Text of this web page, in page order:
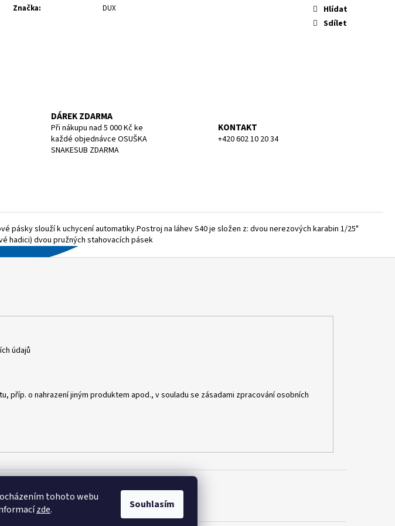
tohoto webu
zde. Souhlasím
Značka: DUX
Hlídat
Sdílet
DÁREK ZDARMA
Při nákupu nad 5 000 Kč ke
každé objednávce OSUŠKA
SNAKESUB ZDARMA
KONTAKT
+420 602 10 20 34
slouží k uchycení automatiky.Postroj na láhev S40 je složen z: dvou nerezových karabin 1/25"
hadici) dvou pružných stahovacích pásek
údajů
o nahrazení jiným produktem apod., v souladu se zásadami zpracování osobních